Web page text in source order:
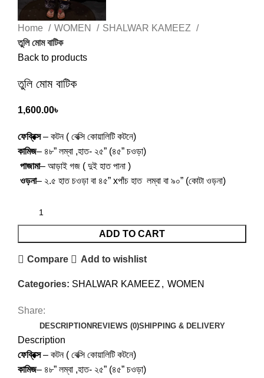
Home WOMEN
SHALWAR KAMEEZ
তুলি মোম বাটিক
Back to products
তুলি মোম বাটিক
1,600.00৳
ফেব্রিক্স– কটন ( বেক্সি কোয়ালিটি কটনে)
কামিজ– ৪৮” লম্বা ,হাত- ২৫” (৪৫” চওড়া)
পাজামা– আড়াই গজ ( দুই হাত পানা )
ওড়না– ২.৫ হাত চওড়া বা ৪৫” xপাঁচ হাত লম্বা বা ৯০” (কোটা ওড়না)
ADD TO CART
Compare Add to wishlist
Categories: SHALWAR KAMEEZ , WOMEN
Share:
DESCRIPTIONREVIEWS (0)SHIPPING & DELIVERY
Description
ফেব্রিক্স– কটন ( বেক্সি কোয়ালিটি কটনে)
কামিজ– ৪৮” লম্বা ,হাত- ২৫” (৪৫” চওড়া)